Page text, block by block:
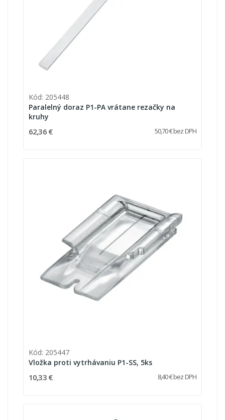
Kód: 205448
Paralelný doraz P1-PA vrátane rezačky na
kruhy
62,36 € 50,70 € bez DPH
Kód: 205447
Vložka proti vytrhávaniu P1-SS, 5ks
10,33 € 8,40 € bez DPH